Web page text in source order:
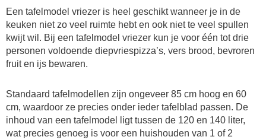
Een tafelmodel vriezer is heel geschikt wanneer je in de
keuken niet zo veel ruimte hebt en ook niet te veel spullen
kwijt wil. Bij een tafelmodel vriezer kun je voor één tot drie
personen voldoende diepvriespizza’s, vers brood, bevroren
fruit en ijs bewaren.
Standaard tafelmodellen zijn ongeveer 85 cm hoog en 60
cm, waardoor ze precies onder ieder tafelblad passen. De
inhoud van een tafelmodel ligt tussen de 120 en 140 liter,
wat precies genoeg is voor een huishouden van 1 of 2